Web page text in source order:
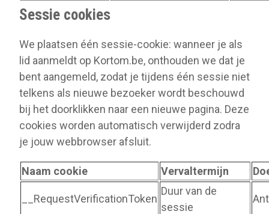
Sessie cookies
We plaatsen één sessie-cookie: wanneer je als
lid aanmeldt op Kortom.be, onthouden we dat je
bent aangemeld, zodat je tijdens één sessie niet
telkens als nieuwe bezoeker wordt beschouwd
bij het doorklikken naar een nieuwe pagina. Deze
cookies worden automatisch verwijderd zodra
je jouw webbrowser afsluit.
Naam cookie Vervaltermijn
__RequestVerificationToken
Duur van de
sessie